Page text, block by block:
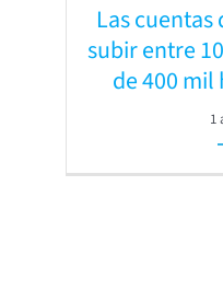
Las
subir entre
de 400
1